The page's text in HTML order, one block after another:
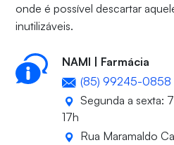
onde é possível descartar
inutilizáveis.
NAMI | Farmácia
(85) 99245-0858
Segunda a sexta:
17h
Rua Maramaldo